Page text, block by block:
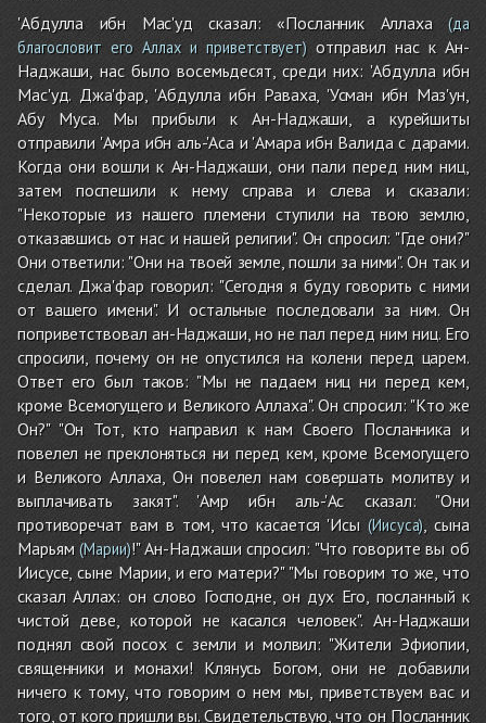
'Абдулла ибн Мас'уд сказал: «Посланник Аллаха(да
благословит его Аллах и приветствует) отправил нас к Ан-
Наджаши, нас было восемьдесят, среди них: 'Абдулла ибн
Мас'уд. Джа'фар, 'Абдулла ибн Раваха, 'Усман ибн Маз'ун,
Абу Муса. Мы прибыли к Ан-Наджаши, а курейшиты
отправили 'Амра ибн аль-'Аса и 'Амара ибн Валида с дарами.
Когда они вошли к Ан-Наджаши, они пали перед ним ниц,
затем поспешили к нему справа и слева и сказали:
"Некоторые из нашего племени ступили на твою землю,
отказавшись от нас и нашей религии". Он спросил: "Где они?"
Они ответили: "Они на твоей земле, пошли за ними". Он так и
сделал. Джа'фар говорил: "Сегодня я буду говорить с ними
от вашего имени". И остальные последовали за ним. Он
поприветствовал ан-Наджаши, но не пал перед ним ниц. Его
спросили, почему он не опустился на колени перед царем.
Ответ его был таков: "Мы не падаем ниц ни перед кем,
кроме Всемогущего и Великого Аллаха". Он спросил: "Кто же
Он?" "Он Тот, кто направил к нам Своего Посланника и
повелел не преклоняться ни перед кем, кроме Всемогущего
и Великого Аллаха, Он повелел нам совершать молитву и
выплачивать закят". 'Амр ибн аль-'Ас сказал: "Они
противоречат вам в том, что касается 'Исы (Иисуса) , сына
Марьям(Марии)!" Ан-Наджаши спросил: "Что говорите вы об
Иисусе, сыне Марии, и его матери?" "Мы говорим то же, что
сказал Аллах: он слово Господне, он дух Его, посланный к
чистой деве, которой не касался человек". Ан-Наджаши
поднял свой посох с земли и молвил: "Жители Эфиопии,
священники и монахи! Клянусь Богом, они не добавили
ничего к тому, что говорим о нем мы, приветствуем вас и
того, от кого пришли вы. Свидетельствую, что он Посланник